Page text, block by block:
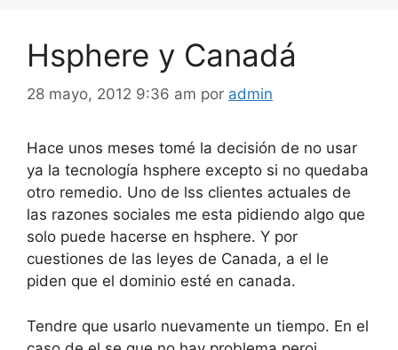
Hsphere y Canadá
28 mayo, 2012 9:36 am por admin
Hace unos meses tomé la decisión de no usar
ya la tecnología hsphere excepto si no quedaba
otro remedio. Uno de lss clientes actuales de
las razones sociales me esta pidiendo algo que
solo puede hacerse en hsphere. Y por
cuestiones de las leyes de Canada, a el le
piden que el dominio esté en canada.
Tendre que usarlo nuevamente un tiempo. En el